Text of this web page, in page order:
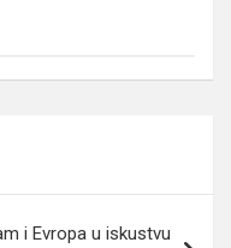
i Evropa u iskustvu